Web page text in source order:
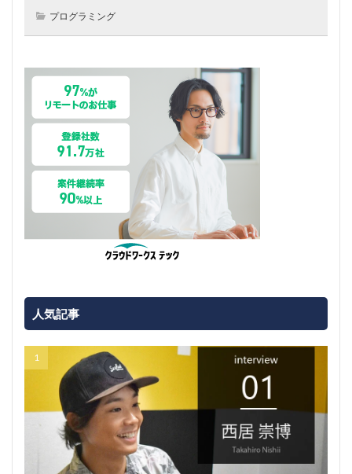
プログラミング
人気記事